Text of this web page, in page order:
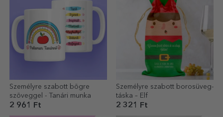
Személyre szabott bögre
szöveggel - Tanári munka
2 961 Ft
Személyre szabott borosüveg-
táska – Elf
2 321 Ft